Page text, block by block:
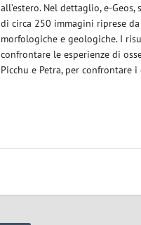
all’estero. Nel dettaglio, e-
di circa 250 immagini riprese
morfologiche e geologiche. I
confrontare le esperienze di
Picchu e Petra, per confrontare